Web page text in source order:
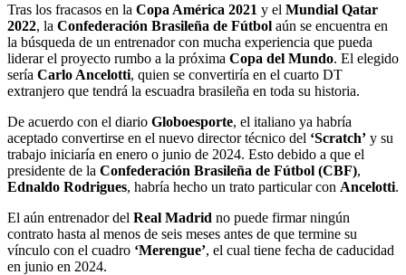
Tras los fracasos en la Copa América 2021 y el Mundial Qatar
2022, la Confederación Brasileña de Fútbol aún se encuentra en
la búsqueda de un entrenador con mucha experiencia que pueda
liderar el proyecto rumbo a la próxima Copa del Mundo. El elegido
sería Carlo Ancelotti, quien se convertiría en el cuarto DT
extranjero que tendrá la escuadra brasileña en toda su historia.
De acuerdo con el diario Globoesporte, el italiano ya habría
aceptado convertirse en el nuevo director técnico del ‘Scratch’ y su
trabajo iniciaría en enero o junio de 2024. Esto debido a que el
presidente de la Confederación Brasileña de Fútbol (CBF),
Ednaldo Rodrigues, habría hecho un trato particular con Ancelotti.
El aún entrenador del Real Madrid no puede firmar ningún
contrato hasta al menos de seis meses antes de que termine su
vínculo con el cuadro ‘Merengue’, el cual tiene fecha de caducidad
en junio en 2024.